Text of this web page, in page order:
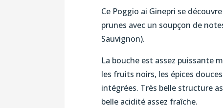
Ce Poggio ai Ginepri se
prunes avec un soupçon de
Sauvignon).
La bouche est assez puissante
les fruits noirs, les épices
intégrées. Très belle structure
belle acidité assez fraîche.